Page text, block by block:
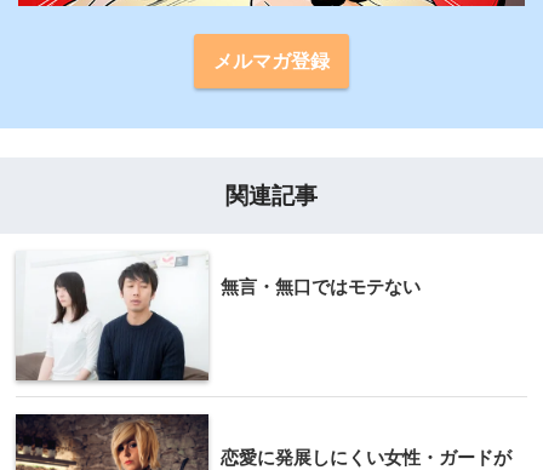
メルマガ登録
関連記事
無言・無口ではモテない
恋愛に発展しにくい女性・ガードが